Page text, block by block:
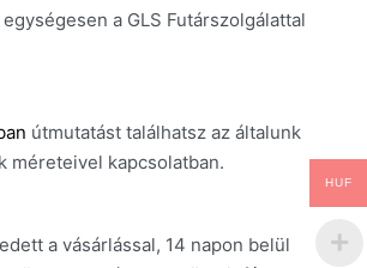
a GLS Futárszolgálattal
útmutatást találhatsz az általunk
méreteivel kapcsolatban.
a vásárlással, 14 napon belül
HUF